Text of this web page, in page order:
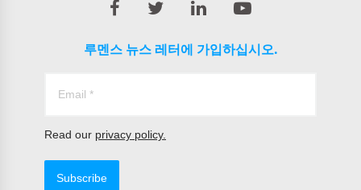
루멘스 뉴스 레터에 가입하십시오.
Read our privacy policy.
Subscribe